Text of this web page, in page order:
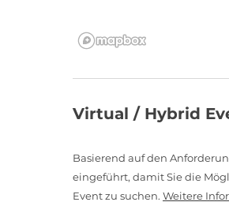
Virtual / Hybrid
Basierend auf den
eingeführt, damit Sie die
Event zu suchen. Weitere